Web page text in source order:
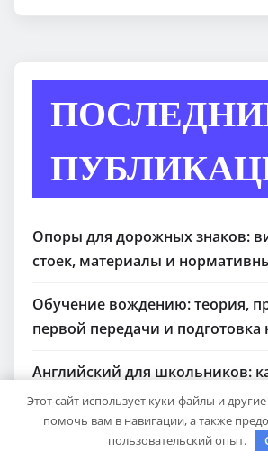
Опоры для дорожных знаков:
стоек, материалы и
Обучение вождению: теория,
первой передачи и подготовка
Английский для школьников:
с удовольствием
Шины Hankook Зима
Этот сайт использует куки-файлы и
помочь вам в навигации, а также
пользовательский опыт.